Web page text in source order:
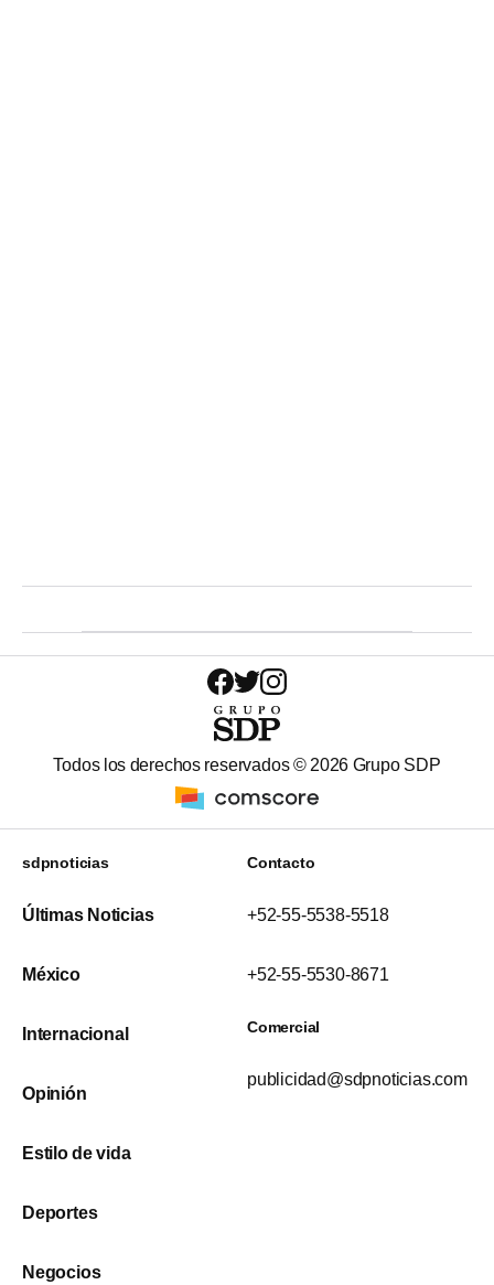
Todos los derechos reservados © 2026 Grupo SDP
sdpnoticias
Últimas Noticias
México
Internacional
Opinión
Estilo de vida
Deportes
Negocios
Contacto
+52-55-5538-5518
+52-55-5530-8671
Comercial
publicidad@sdpnoticias.com